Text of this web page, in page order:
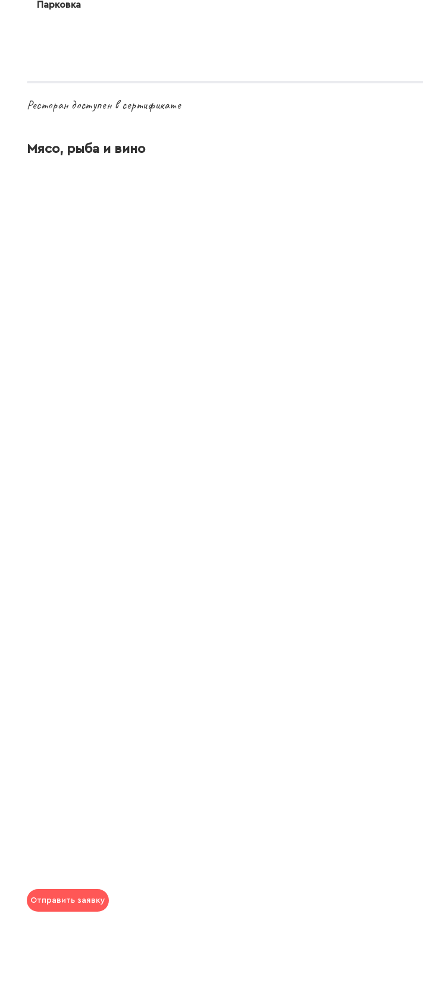
Парковка
Ресторан доступен в сертификате
Мясо, рыба и вино
Отправить заявку